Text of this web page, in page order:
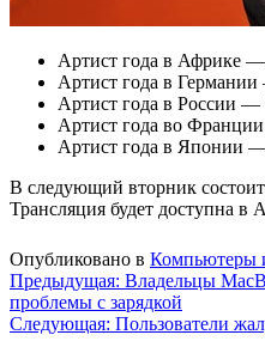
Артист года в Африке
Артист года в
Артист года в России —
Артист года во
Артист года в Японии
В следующий вторник
Трансляция будет доступна в
Опубликовано в Компьютеры
Навигация
по
Предыдущая: Владельцы
проблемы с зарядкой
Следующая: Пользователи